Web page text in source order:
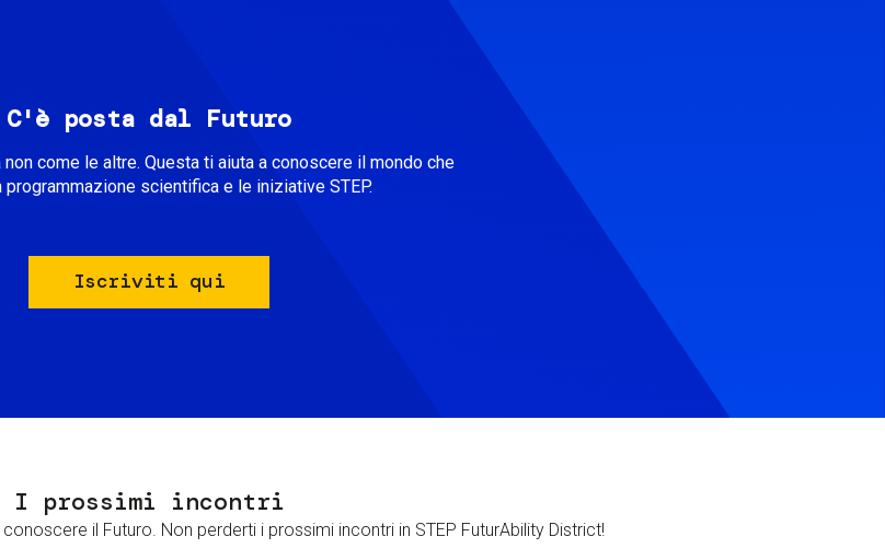
C'è posta dal Futuro
non come le altre. Questa ti aiuta a conoscere il mondo che
programmazione scientifica e le iniziative STEP.
Iscriviti qui
I prossimi incontri
il Futuro. Non perderti i prossimi incontri in STEP FuturAbility District!